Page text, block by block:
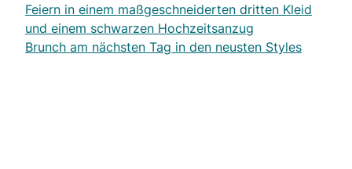
Feiern in einem maßgeschneiderten dritten Kleid
und einem schwarzen Hochzeitsanzug
Brunch am nächsten Tag in den neusten Styles